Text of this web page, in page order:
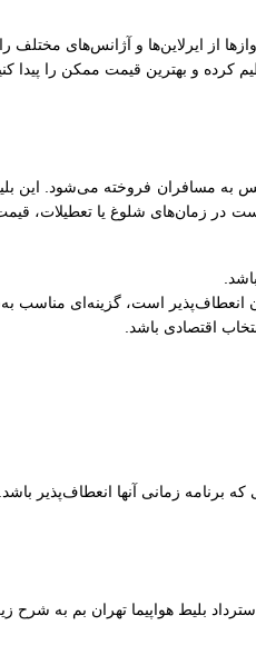
از ایرلاین‌ها و آژانس‌های مختلف
کرده و بهترین قیمت ممکن را پیدا
مسافران فروخته می‌شود. این
زمان‌های شلوغ یا تعطیلات،
است، گزینه‌ای مناسب
اقتصادی باشد.
زمانی آنها انعطاف‌پذیر باشد.
بلیط هواپیما تهران بم به شرح